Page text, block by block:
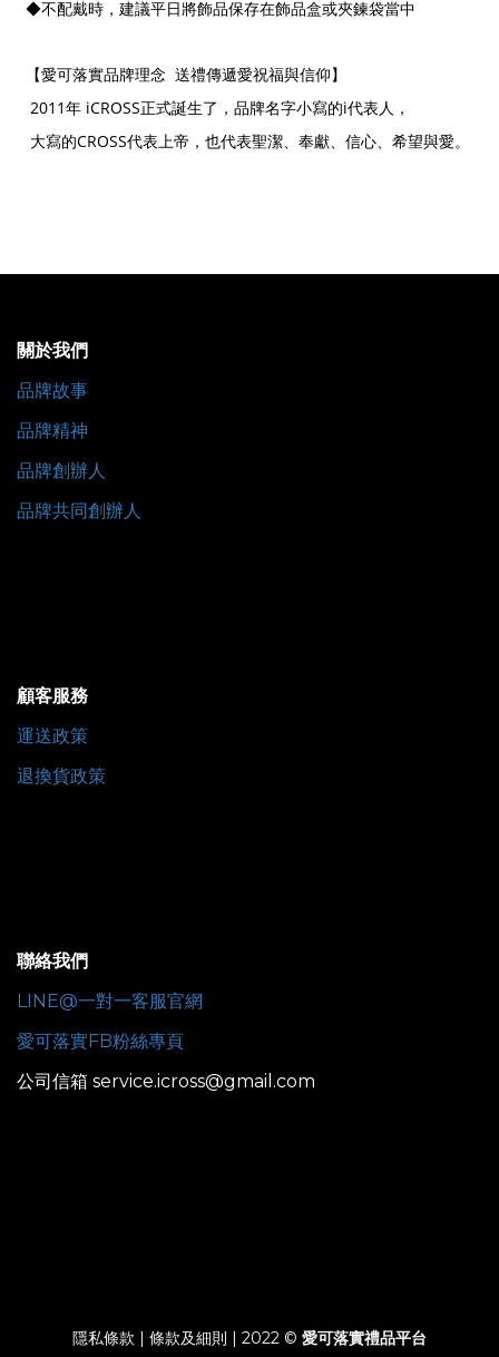
◆不配戴時，建議平日將飾品保存在飾品盒或夾鍊袋當中
【愛可落實品牌理念 送禮傳遞愛祝福與信仰】
2011 年 iCROSS正式誕生了，品牌名字小寫的i代表人，
大寫的CROSS代表上帝，也代表聖潔、奉獻、信心、希望與愛。
關於我們
品牌故事
品牌精神
品牌創辦人
品牌共同創辦人
顧客服務
運送政策
退換貨政策
聯絡我們
LINE@一對一客服官網
愛可落實FB粉絲專頁
公司信箱 service.icross@gmail.com
隱私條款 | 條款及細則 | 2022 © 愛可落實禮品平台